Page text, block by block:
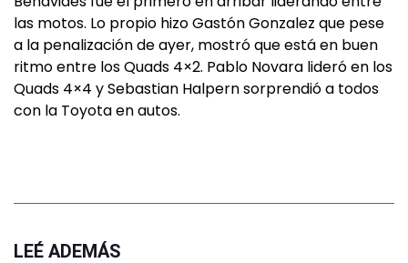
las motos. Lo propio hizo Gastón Gonzalez que pese
a la penalización de ayer, mostró que está en buen
ritmo entre los Quads 4×2. Pablo Novara lideró en los
Quads 4×4 y Sebastian Halpern sorprendió a todos
con la Toyota en autos.
LEÉ ADEMÁS